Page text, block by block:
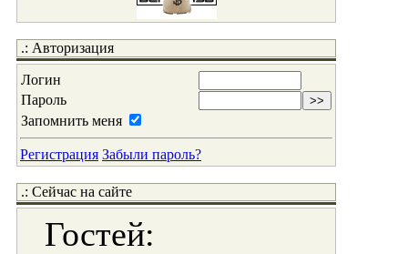
.: Авторизация
Логин
Пароль
Запомнить меня
Регистрация Забыли пароль?
.: Сейчас на сайте
Гостей: